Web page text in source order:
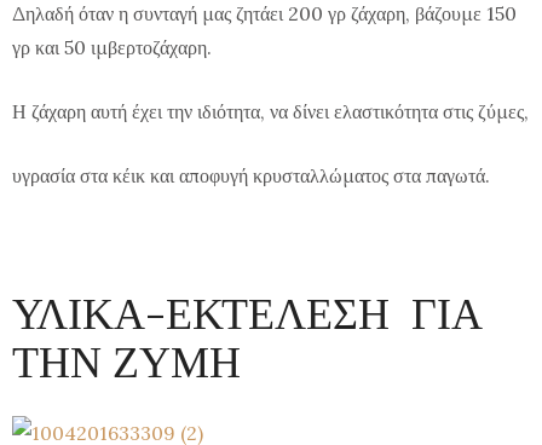
Δηλαδή όταν η συνταγή μας ζητάει 200 γρ ζάχαρη, βάζουμε 150
γρ και 50 ιμβερτοζάχαρη.
Η ζάχαρη αυτή έχει την ιδιότητα, να δίνει ελαστικότητα στις ζύμες,
υγρασία στα κέικ και αποφυγή κρυσταλλώματος στα παγωτά.
ΥΛΙΚΑ-ΕΚΤΕΛΕΣΗ ΓΙΑ
ΤΗΝ ΖΥΜΗ